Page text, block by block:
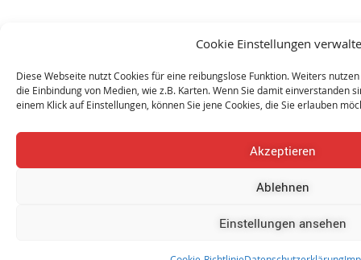
Cookie Einstellungen
Diese Webseite nutzt Cookies für eine reibungslose Funktion. Weiters
die Einbindung von Medien, wie z.B. Karten. Wenn Sie damit einverstanden
einem Klick auf Einstellungen, können Sie jene Cookies, die Sie erlauben
Akzeptieren
Ablehnen
Einstellungen ansehen